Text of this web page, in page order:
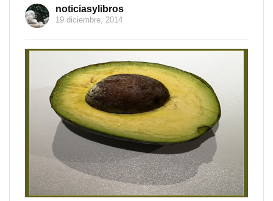
noticiasylibros
19 diciembre, 2014